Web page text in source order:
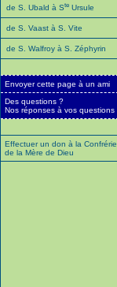
de S. Ubald à Ste Ursule
de S. Vaast à S. Vite
de S. Walfroy à S. Zéphyrin
Envoyer cette page à un ami
Des questions ?
Nos réponses à vos questions
Effectuer un don à la Confrérie
de la Mère de Dieu